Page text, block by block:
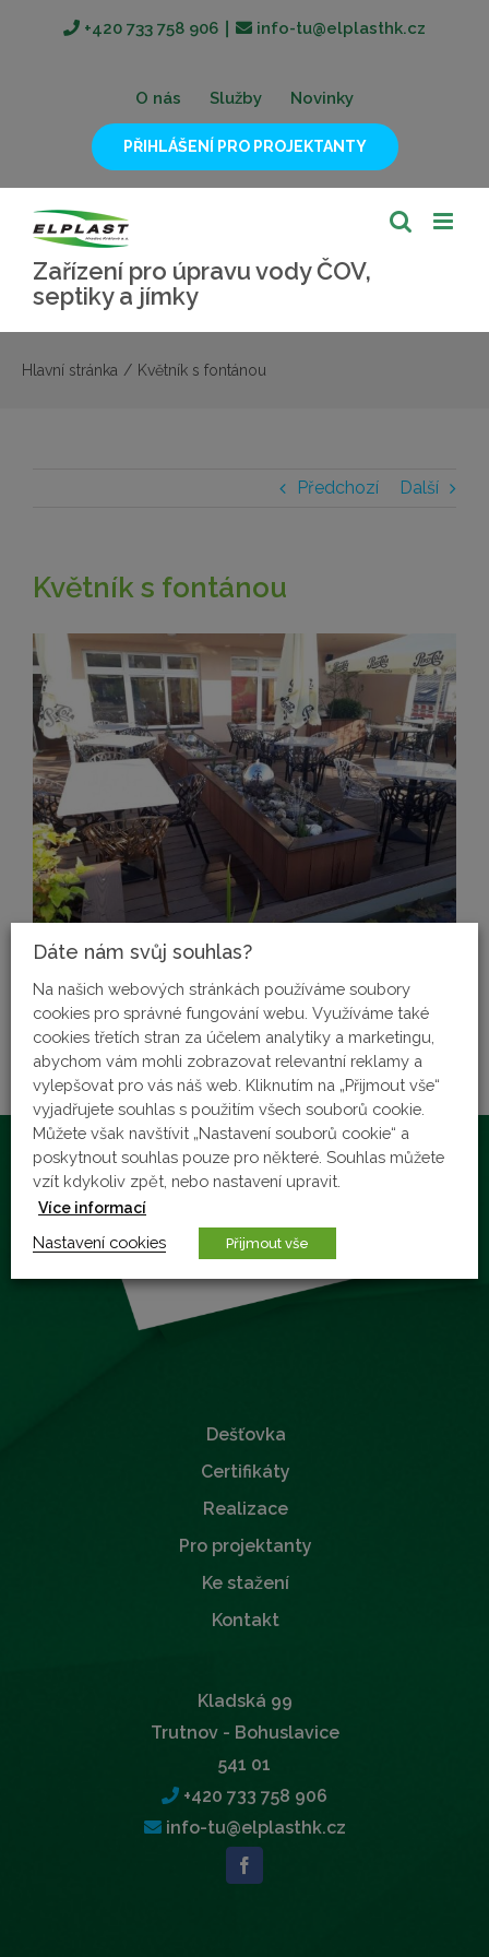
+420 733 758 906 info-tu@elplasthk.cz
O nás Služby Novinky
PŘIHLÁŠENÍ PRO PROJEKTANTY
Zařízení pro úpravu vody ČOV,
septiky a jímky
Hlavní stránka / Květník s fontánou
Předchozí Další
Květník s fontánou
Zobrazit
větší
obrázek
Dešťovka
Certifikáty
Realizace
Pro projektanty
Ke stažení
Kontakt
Kladská 99
Trutnov - Bohuslavice
541 01
+420 733 758 906
info-tu@elplasthk.cz
Dáte nám svůj souhlas?
Na našich webových stránkách používáme soubory
cookies pro správné fungování webu. Využíváme také
cookies třetích stran za účelem analytiky a marketingu,
abychom vám mohli zobrazovat relevantní reklamy a
vylepšovat pro vás náš web. Kliknutím na „Přijmout vše“
vyjadřujete souhlas s použitím všech souborů cookie.
Můžete však navštívit „Nastavení souborů cookie“ a
poskytnout souhlas pouze pro některé. Souhlas můžete
vzít kdykoliv zpět, nebo nastavení upravit.
Více informací
Nastavení cookies Přijmout vše